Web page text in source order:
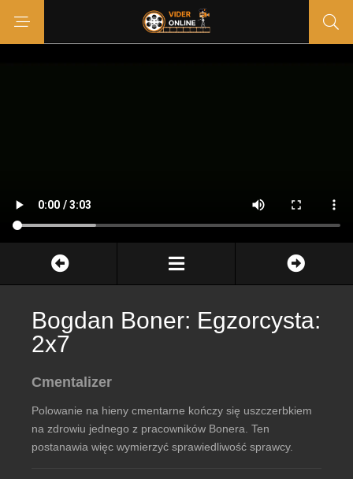
Bogdan Boner: Egzorcysta:
2x7
Cmentalizer
Polowanie na hieny cmentarne kończy się uszczerbkiem
na zdrowiu jednego z pracowników Bonera. Ten
postanawia więc wymierzyć sprawiedliwość sprawcy.